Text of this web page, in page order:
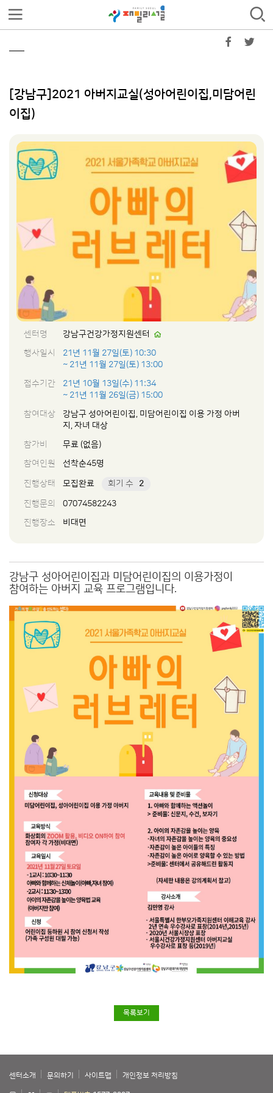
[강남구]2021 아버지교실(성아어린이집,미담어린
이집)
센터명
강남구건강가정지원센터
행사일시
21년 11월 27일(토) 10:30
~ 21년 11월 27일(토) 13:00
접수기간
21년 10월 13일(수) 11:34
~ 21년 11월 26일(금) 15:00
참여대상
강남구 성아어린이집, 미담어린이집 이용 가정 아버
지, 자녀 대상
참가비
무료 (없음)
참여인원
선착순45명
진행상태 모집완료 회기 수 2
진행문의
07074582243
진행장소
비대면
강남구 성아어린이집과 미담어린이집의 이용가정이
참여하는 아버지 교육 프로그램입니다.
목록보기
센터소개 문의하기 사이트맵 개인정보 처리방침